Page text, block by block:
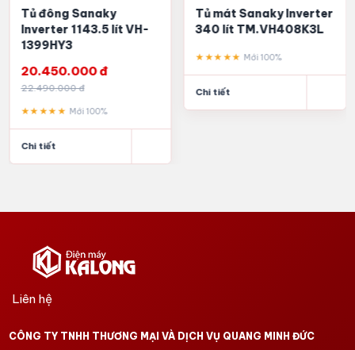
Tủ đông Sanaky
Inverter 1143.5 lít VH-
1399HY3
22.490.000 đ
20.450.000 đ
★★★★★ Mới 100%
Chi tiết
Tủ mát Sanaky Inverter
340 lít TM.VH408K3L
★★★★★ Mới 100%
Chi tiết
Liên hệ
CÔNG TY TNHH THƯƠNG MẠI VÀ DỊCH VỤ QUANG MINH ĐỨC